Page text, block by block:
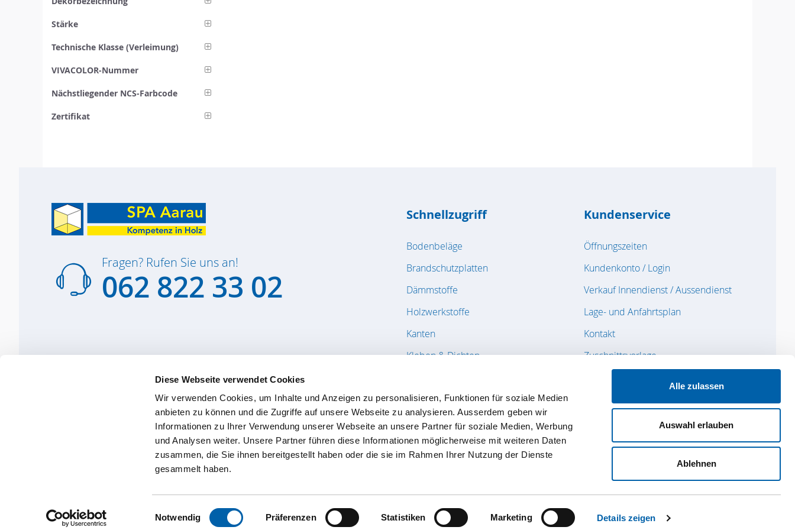
Diese Webseite verwendet Cookies
Wir verwenden Cookies, um Inhalte und Anzeigen zu personalisieren, Funktionen für soziale Medien
anbieten zu können und die Zugriffe auf unsere Webseite zu analysieren. Ausserdem geben wir
Informationen zu Ihrer Verwendung unserer Webseite an unsere Partner für soziale Medien, Werbung
und Analysen weiter. Unsere Partner führen diese Informationen möglicherweise mit weiteren Daten
zusammen, die Sie ihnen bereitgestellt haben oder die sie im Rahmen Ihrer Nutzung der Dienste
gesammelt haben.
Einwilligungsauswahl
Notwendig Präferenzen Statistiken Marketing Details zeigen
Alle zulassen
Auswahl erlauben
Ablehnen
Stärke
Technische Klasse (Verleimung)
VIVACOLOR-Nummer
Nächstliegender NCS-Farbcode
Zertifikat
Fragen? Rufen Sie uns an!
062 822 33 02
Schnellzugriff
Bodenbeläge
Brandschutzplatten
Dämmstoffe
Holzwerkstoffe
Kanten
Kleben & Dichten
Furnier & Schnittholz
Türen
Direkterfassung
Kundenservice
Öffnungszeiten
Kundenkonto / Login
Verkauf Innendienst / Aussendienst
Lage- und Anfahrtsplan
Kontakt
Zuschnittsvorlage
Datenschutz
Anmeldung Newsletter